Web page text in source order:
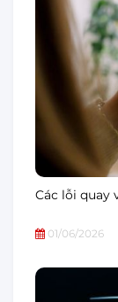
Các lỗi quay
01/06/2026